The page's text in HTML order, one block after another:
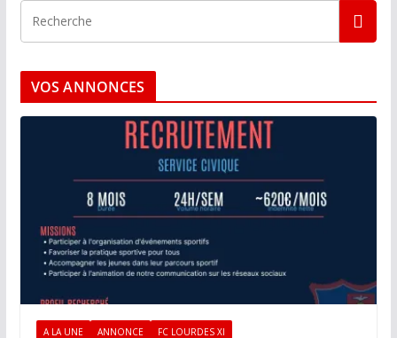
VOS ANNONCES
A LA UNE ANNONCE FC LOURDES XI